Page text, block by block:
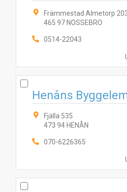
Främmestad Almetorp
465 97 NOSSEBRO
0514-22043
Henåns
Fjälla 535
473 94 HENÅN
070-6226365